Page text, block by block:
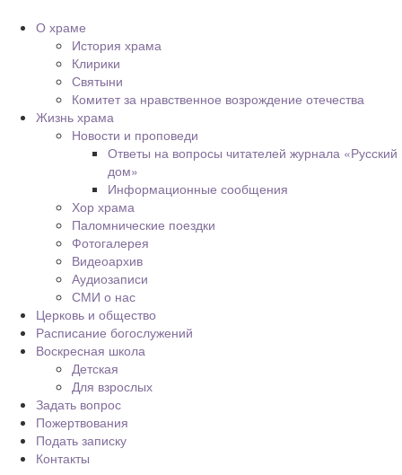
О храме
История храма
Клирики
Святыни
Комитет за нравственное возрождение отечества
Жизнь храма
Новости и проповеди
Ответы на вопросы читателей журнала «Русский
дом»
Информационные сообщения
Хор храма
Паломнические поездки
Фотогалерея
Видеоархив
Аудиозаписи
СМИ о нас
Церковь и общество
Расписание богослужений
Воскресная школа
Детская
Для взрослых
Задать вопрос
Пожертвования
Подать записку
Контакты